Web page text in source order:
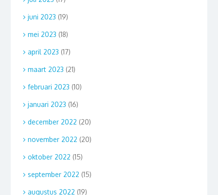
juni 2023 (19)
mei 2023 (18)
april 2023 (17)
maart 2023 (21)
februari 2023 (10)
januari 2023 (16)
december 2022 (20)
november 2022 (20)
oktober 2022 (15)
september 2022 (15)
augustus 2022 (19)